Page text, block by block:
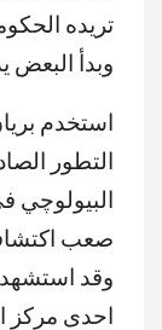
تريده
وبدأ البعض
استخدم
التطور
البيولوچي
صعب
وقد
احدى مركز